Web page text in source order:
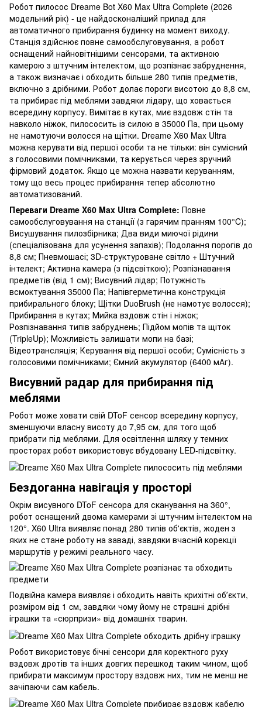
Робот пилосос Dreame Bot X60 Max Ultra Complete (2026
модельний рік) - це найдосконаліший прилад для
автоматичного прибирання будинку на момент виходу.
Станція здійснює повне самообслуговування, а робот
оснащений найновітнішими сенсорами, та активною
камерою з штучним інтелектом, що розпізнає забруднення,
а також визначає і обходить більше 280 типів предметів,
включно з дрібними. Робот долає пороги висотою до 8,8 см,
та прибирає під меблями завдяки лідару, що ховається
всередину корпусу. Вимітає в кутах, миє вздовж стін та
навколо ніжок, пилососить із силою в 35000 Па, при цьому
не намотуючи волосся на щітки. Dreame X60 Max Ultra
можна керувати від першої особи та не тільки: він сумісний
з голосовими помічниками, та керується через зручний
фірмовий додаток. Якщо це можна назвати керуванням,
тому що весь процес прибирання тепер абсолютно
автоматизований.
Переваги Dreame X60 Max Ultra Complete: Повне
самообслуговування на станції (з гарячим пранням 100°C);
Висушування пилозбірника; Два види миючої рідини
(спеціалізована для усунення запахів); Подолання порогів до
8,8 см; Пневмошасі; 3D-структуроване світло + Штучний
інтелект; Активна камера (з підсвіткою); Розпізнавання
предметів (від 1 см); Висувний лідар; Потужність
всмоктування 35000 Па; Напівгерметична конструкція
прибирального блоку; Щітки DuoBrush (не намотує волосся);
Прибирання в кутах; Мийка вздовж стін і ніжок;
Розпізнавання типів забруднень; Підйом мопів та щіток
(TripleUp); Можливість залишати мопи на базі;
Відеотрансляція; Керування від першої особи; Сумісність з
голосовими помічниками; Ємний акумулятор (6400 мАг).
Висувний радар для прибирання під
меблями
Робот може ховати свій DToF сенсор всередину корпусу,
зменшуючи власну висоту до 7,95 см, для того щоб
прибрати під меблями. Для освітлення шляху у темних
просторах робот використовує вбудовану LED-підсвітку.
Бездоганна навігація у просторі
Окрім висувного DToF сенсора для сканування на 360°,
робот оснащений двома камерами зі штучним інтелектом на
120°. X60 Ultra виявляє понад 280 типів об'єктів, жоден з
яких не стане роботу на заваді, завдяки вчасній корекції
маршрутів у режимі реального часу.
Подвійна камера виявляє і обходить навіть крихітні обʼєкти,
розміром від 1 cм, завдяки чому йому не страшні дрібні
іграшки та «сюрпризи» від домашніх тварин.
Робот використовує бічні сенсори для коректного руху
вздовж дротів та інших довгих перешкод таким чином, щоб
прибирати максимум простору вздовж них, тим не менш не
зачіпаючи сам кабель.